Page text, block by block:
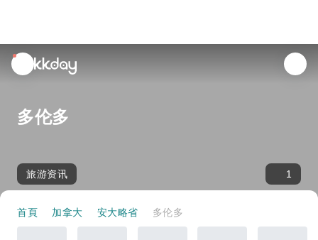
unread
notifications
多伦多
旅游资讯 1
首頁 加拿大 安大略省 多伦多